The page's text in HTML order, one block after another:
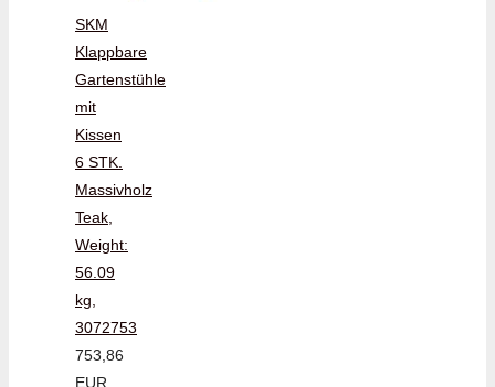
SKM
Klappbare
Gartenstühle
mit
Kissen
6 STK.
Massivholz
Teak,
Weight:
56.09
kg,
3072753
753,86
EUR